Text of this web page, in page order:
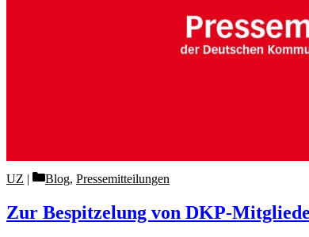
Zur Bespitzelung von DKP-
UZ Categories
Blog, Pressemitteilungen